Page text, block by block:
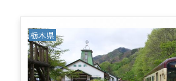
栃木県